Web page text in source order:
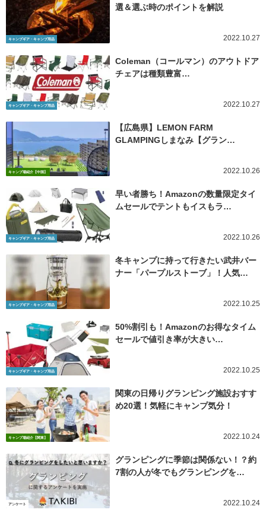
キャンプギア・キャンプ用品
選＆選ぶ時のポイントを解説
2022.10.27
キャンプギア・キャンプ用品
Coleman（コールマン）のアウトドア
チェアは種類豊富…
2022.10.27
キャンプ場紹介【中国】
【広島県】LEMON FARM
GLAMPINGしまなみ【グラン…
2022.10.26
キャンプギア・キャンプ用品
早い者勝ち！Amazonの数量限定タイ
ムセールでテントもイスもラ…
2022.10.26
キャンプギア・キャンプ用品
冬キャンプに持って行きたい武井バー
ナー「パープルストーブ」！人気…
2022.10.25
キャンプギア・キャンプ用品
50%割引も！Amazonのお得なタイム
セールで値引き率が大きい…
2022.10.25
キャンプ場紹介【関東】
関東の日帰りグランピング施設おすす
め20選！気軽にキャンプ気分！
2022.10.24
アンケート
グランピングに季節は関係ない！？約
7割の人が冬でもグランピングを…
2022.10.24